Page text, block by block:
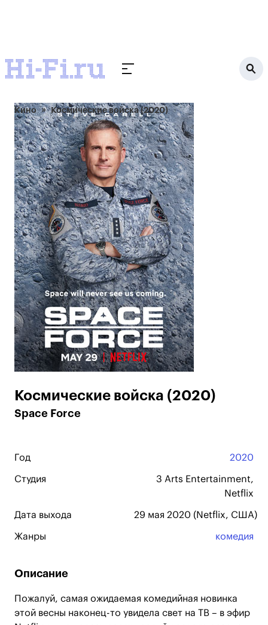
Кино Космические войска (2020)
Космические войска (2020)
Space Force
Год 2020
Студия
3 Arts Entertainment,
Netflix
Дата выхода 29 мая 2020 (Netflix, США)
Жанры комедия
Описание
Пожалуй, самая ожидаемая комедийная новинка
этой весны наконец-то увидела свет на ТВ – в эфир